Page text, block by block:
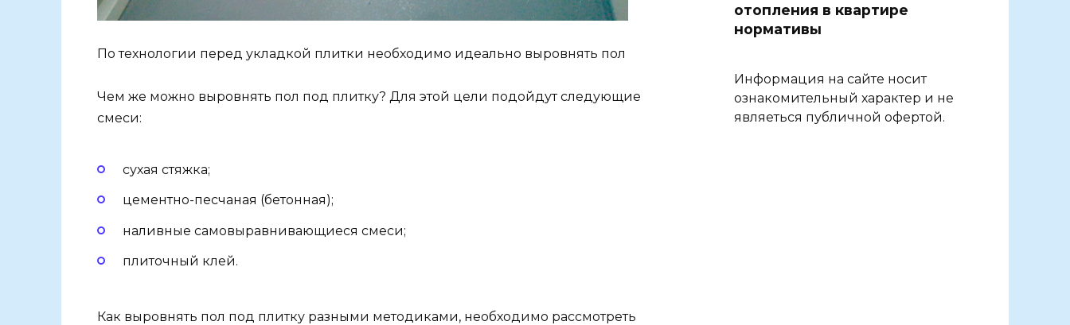
По технологии перед укладкой плитки необходимо идеально выровнять пол
Чем же можно выровнять пол под плитку? Для этой цели подойдут следующие
смеси:
сухая стяжка;
цементно-песчаная (бетонная);
наливные самовыравнивающиеся смеси;
плиточный клей.
Как выровнять пол под плитку разными методиками, необходимо рассмотреть
отопления в квартире
нормативы
Информация на сайте носит
ознакомительный характер и не
являеться публичной офертой.